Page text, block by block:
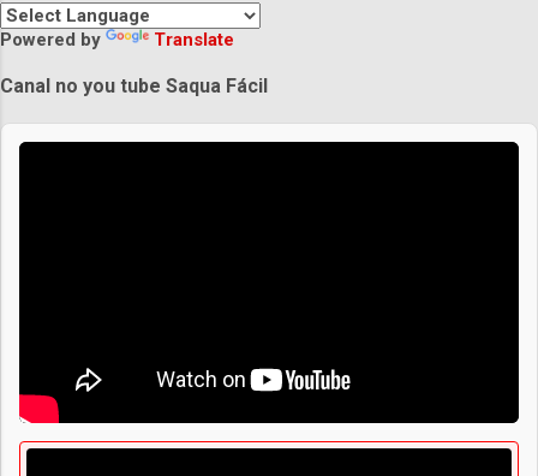
Powered by Translate
Canal no you tube Saqua Fácil